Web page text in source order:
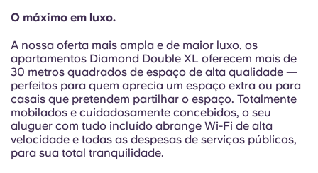
French
Portuguese
O máximo em luxo.
A nossa oferta mais ampla e de maior luxo, os
apartamentos Diamond Double XL oferecem mais de
30 metros quadrados de espaço de alta qualidade —
perfeitos para quem aprecia um espaço extra ou para
casais que pretendem partilhar o espaço. Totalmente
mobilados e cuidadosamente concebidos, o seu
aluguer com tudo incluído abrange Wi-Fi de alta
velocidade e todas as despesas de serviços públicos,
para sua total tranquilidade.